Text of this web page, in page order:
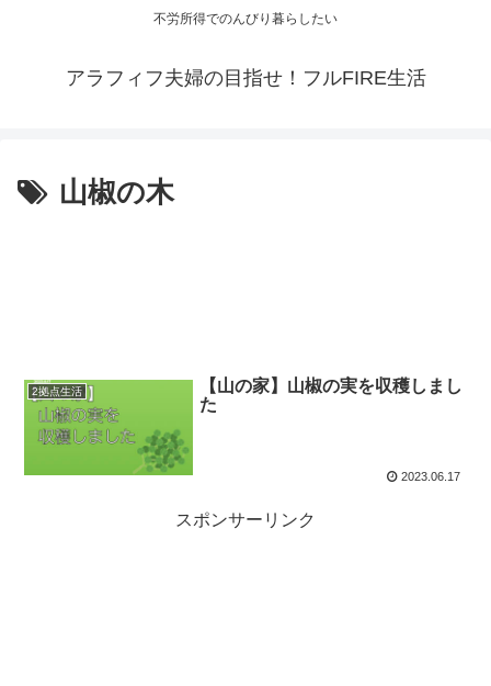
不労所得でのんびり暮らしたい
アラフィフ夫婦の目指せ！フルFIRE生活
山椒の木
2拠点生活
【山の家】山椒の実を収穫しまし
た
2023.06.17
スポンサーリンク